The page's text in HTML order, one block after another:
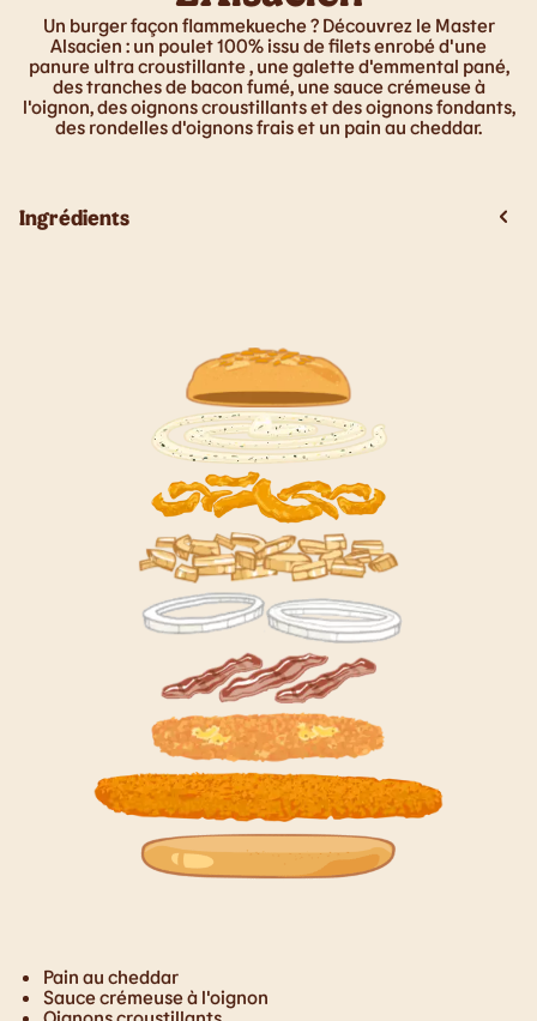
Un burger façon flammekueche ? Découvrez le Master
Alsacien : un poulet 100% issu de filets enrobé d'une
panure ultra croustillante , une galette d'emmental pané,
des tranches de bacon fumé, une sauce crémeuse à
l'oignon, des oignons croustillants et des oignons fondants,
des rondelles d'oignons frais et un pain au cheddar.
Ingrédients
Pain au cheddar
Sauce crémeuse à l'oignon